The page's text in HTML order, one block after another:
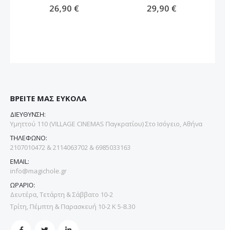
26,90 € 29,90 €
ΒΡΕΙΤΕ ΜΑΣ ΕΥΚΟΛΑ
ΔΙΕΥΘΥΝΣΗ:
Υμηττού 110 (VILLAGE CINEMAS Παγκρατίου) Στο Ισόγειο, Αθήνα
ΤΗΛΕΦΩΝΟ:
2107010472 & 2114063702 & 6985033163
EMAIL:
info@magichole.gr
ΩΡΑΡΙΟ:
Δευτέρα, Τετάρτη & Σάββατο 10-2
Τρίτη, Πέμπτη & Παρασκευή 10-2 Κ 5-8.30